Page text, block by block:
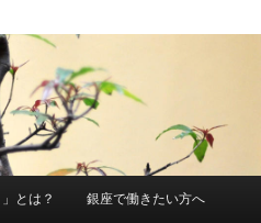
とは？ 銀座で働きたい方へ